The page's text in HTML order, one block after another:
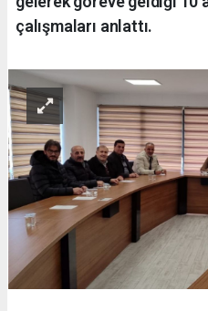
çalışmaları anlattı.